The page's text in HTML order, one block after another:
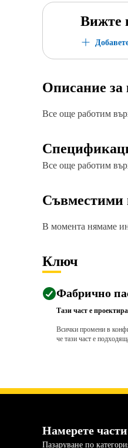
Вижте
Описание за
Все още работим
Все още работим
Съвместими
В момента нямаме
Ключ
Фабрично
Тази част е
Всички промени в
че тази част е
Намерете части
Пазаруване по